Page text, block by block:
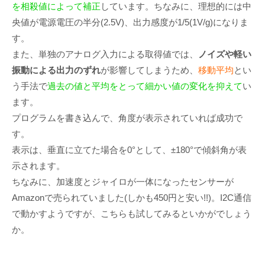
を相殺値によって補正 しています。ちなみに、理想的には中
央値が電源電圧の半分(2.5V)、出力感度が1/5(1V/g)になりま
す。
また、単独のアナログ入力による取得値では、
ノイズや軽い
振動による出力のずれが影響してしまうため、 移動平均とい
う手法で過去の値と平均をとって細かい値の変化を抑えてい
ます。
プログラムを書き込んで、角度が表示されていれば成功で
す。
表示は、垂直に立てた場合を0°として、±180°で傾斜角が表
示されます。
ちなみに、加速度とジャイロが一体になったセンサーが
Amazonで売られていました(しかも450円と安い!!)。I2C通信
で動かすようですが、こちらも試してみるといかがでしょう
か。